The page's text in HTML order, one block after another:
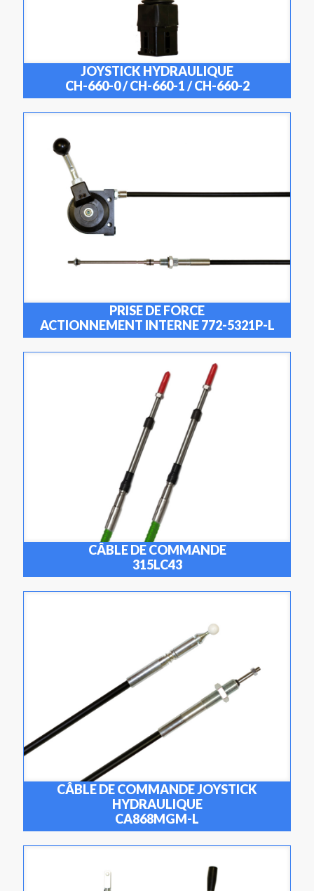
JOYSTICK HYDRAULIQUE
CH-660-0 / CH-660-1 / CH-660-2
PRISE DE FORCE
ACTIONNEMENT INTERNE 772-5321P-L
CÂBLE DE COMMANDE
315LC43
CÂBLE DE COMMANDE JOYSTICK
HYDRAULIQUE
CA868MGM-L